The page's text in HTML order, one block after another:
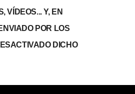
VÍDEOS... Y, EN
POR LOS
DICHO